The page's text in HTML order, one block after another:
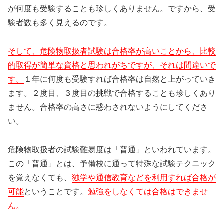
が何度も受験することも珍しくありません。ですから、受
験者数も多く見えるのです。
そして、危険物取扱者試験は合格率が高いことから、比較
的取得が簡単な資格と思われがちですが、それは間違いで
す。
１年に何度も受験すれば合格率は自然と上がっていき
ます。２度目、３度目の挑戦で合格することも珍しくあり
ません。合格率の高さに惑わされないようにしてくださ
い。
危険物取扱者の試験難易度は「普通」といわれています。
この「普通」とは、予備校に通って特殊な試験テクニック
を覚えなくても、 独学や通信教育などを利用すれば合格が
可能ということです。 勉強をしなくては合格はできませ
ん。